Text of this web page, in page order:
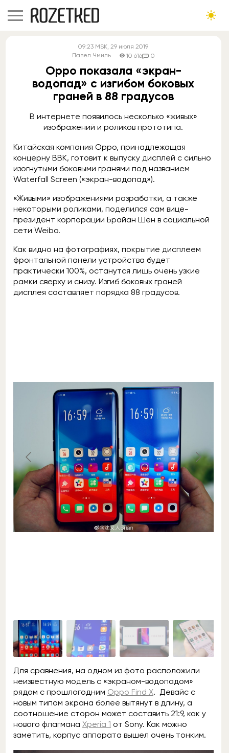
09:23 MSK, 29 июля 2019
Павел Чмиль
10 616 0
Oppo показала «экран-
водопад» с изгибом боковых
граней в 88 градусов
В интернете появилось несколько «живых»
изображений и роликов прототипа.
Китайская компания Oppo, принадлежащая
концерну BBK, готовит к выпуску дисплей с сильно
изогнутыми боковыми гранями под названием
Waterfall Screen («экран-водопад»).
«Живыми» изображениями разработки, а также
некоторыми роликами, поделился сам вице-
президент корпорации Брайан Шен в социальной
сети Weibo.
Как видно на фотографиях, покрытие дисплеем
фронтальной панели устройства будет
практически 100%, останутся лишь очень узкие
рамки сверху и снизу. Изгиб боковых граней
дисплея составляет порядка 88 градусов.
Для сравнения, на одном из фото расположили
неизвестную модель с «экраном-водопадом»
рядом с прошлогодним Oppo Find X. Девайс с
новым типом экрана более вытянут в длину, а
соотношение сторон может составить 21:9, как у
нового флагмана Xperia 1 от Sony. Как можно
заметить, корпус аппарата вышел очень тонким.